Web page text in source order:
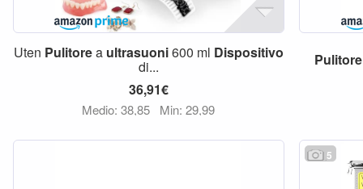
Uten Pulitorea ultrasuoni600 ml Dispositivo
di...
36,91€
Medio: 38,85 Min: 29,99
Pulitore
5